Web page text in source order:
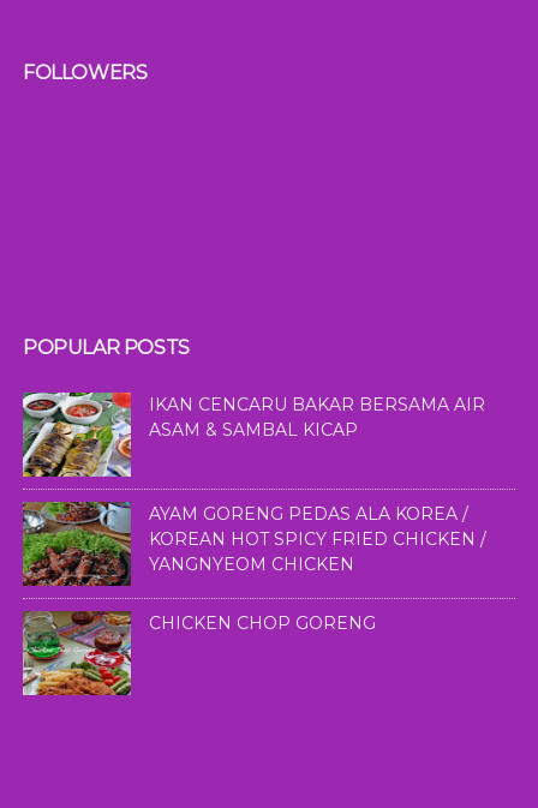
FOLLOWERS
POPULAR POSTS
IKAN CENCARU BAKAR BERSAMA AIR
ASAM & SAMBAL KICAP
AYAM GORENG PEDAS ALA KOREA /
KOREAN HOT SPICY FRIED CHICKEN /
YANGNYEOM CHICKEN
CHICKEN CHOP GORENG